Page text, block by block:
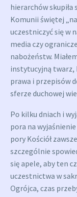
hierarchów skupiła
Komunii świętej
uczestniczyć się w
media czy
nabożeństw.
instytucyjną twarz,
prawa i przepisów
sferze duchowej
Po kilku dniach i
pora na
pory Kościół
szczególnie
się apele, aby ten
uczestnictwa w
Ogrójca, czas